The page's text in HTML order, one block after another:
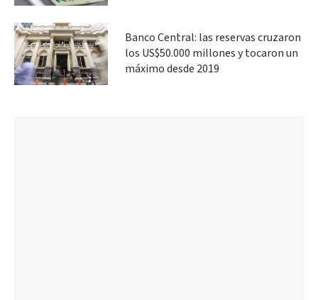
Banco Central: las reservas cruzaron
los US$50.000 millones y tocaron un
máximo desde 2019